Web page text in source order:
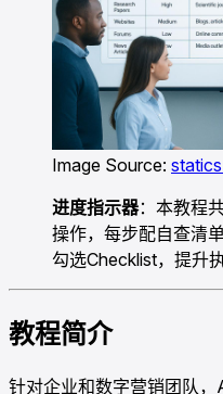
Image Source:
进度指示器：本教程
操作，每步配自查清
勾选Checklist，提升执
教程简介
针对企业和数字营销团队